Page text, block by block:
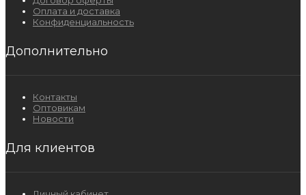
Оплата и доставка
Конфиденциальность
Дополнительно
Контакты
Оптовикам
Новости
Для клиентов